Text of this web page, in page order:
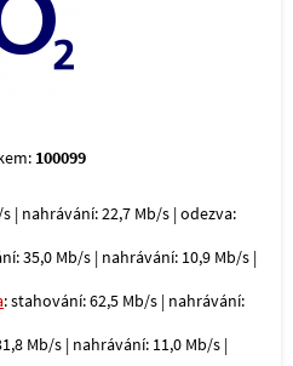
100099
| nahrávání: 22,7 Mb/s | odezva:
35,0 Mb/s | nahrávání: 10,9 Mb/s |
: stahování: 62,5 Mb/s | nahrávání:
Mb/s | nahrávání: 11,0 Mb/s |